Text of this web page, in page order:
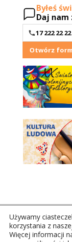
Byłeś
Daj nam
17 222 22 22
Otwórz
Używamy
korzystania z
Więcej informacji